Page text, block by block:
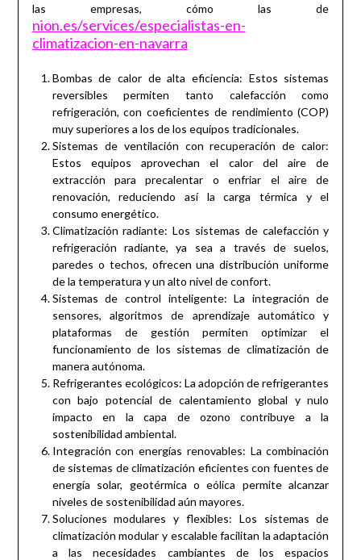
las empresas, cómo las de
nion.es/services/especialistas-en-
climatizacion-en-navarra
Bombas de calor de alta eficiencia: Estos sistemas
reversibles permiten tanto calefacción como
refrigeración, con coeficientes de rendimiento (COP)
muy superiores a los de los equipos tradicionales.
Sistemas de ventilación con recuperación de calor:
Estos equipos aprovechan el calor del aire de
extracción para precalentar o enfriar el aire de
renovación, reduciendo así la carga térmica y el
consumo energético.
Climatización radiante: Los sistemas de calefacción y
refrigeración radiante, ya sea a través de suelos,
paredes o techos, ofrecen una distribución uniforme
de la temperatura y un alto nivel de confort.
Sistemas de control inteligente: La integración de
sensores, algoritmos de aprendizaje automático y
plataformas de gestión permiten optimizar el
funcionamiento de los sistemas de climatización de
manera autónoma.
Refrigerantes ecológicos: La adopción de refrigerantes
con bajo potencial de calentamiento global y nulo
impacto en la capa de ozono contribuye a la
sostenibilidad ambiental.
Integración con energías renovables: La combinación
de sistemas de climatización eficientes con fuentes de
energía solar, geotérmica o eólica permite alcanzar
niveles de sostenibilidad aún mayores.
Soluciones modulares y flexibles: Los sistemas de
climatización modular y escalable facilitan la adaptación
a las necesidades cambiantes de los espacios